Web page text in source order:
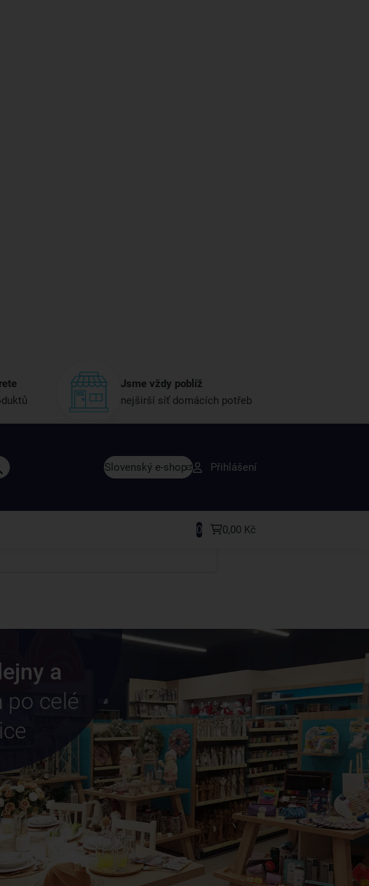
Jsme vždy poblíž
nejširší síť domácích potřeb
Slovenský e-shop Přihlášení
0 0,00 Kč
a
po celé